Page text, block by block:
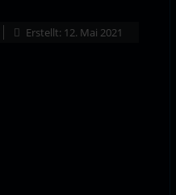
Erstellt: 12. Mai 2021